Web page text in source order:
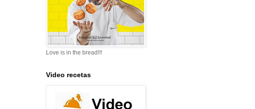
Love is in the bread!!!
Video recetas